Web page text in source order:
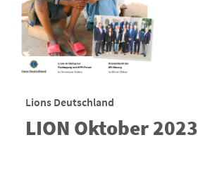
Lions Deutschland
LION Oktober 2023